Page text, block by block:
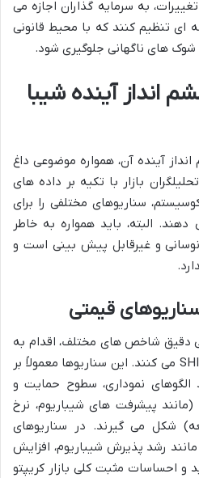
به سرمایه گذاران اجازه می
ای تنظیم کنند که با محیط قانونی
شوک های ناگهانی جلوگیری شود.
انداز آینده شیبا
آینده آن، همواره موضوعی داغ
بازار با تکیه بر داده های
سناریوهای مختلفی را برای
دهند. البته، باید همواره به خاطر
نوسانی و غیرقابل پیش بینی است و
قیمتی
دقیق شاخص های مختلف، اقدام به
ارائه سناریوهای قیمتی برای SHIB می کنند. این سناریوها معمولاً بر
الگوهای نموداری، سطوح حمایت و
پیشرفت های شیباریوم، نرخ
شکل می گیرند. در سناریوهای
رشد پذیرش شیباریوم، افزایش
احساسات مثبت کلی بازار کریپتو